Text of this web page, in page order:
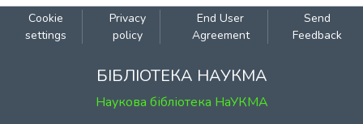
Cookie
settings
Privacy
policy
End User
Agreement
Send
Feedback
БІБЛІОТЕКА НАУКМА
Наукова бібліотека НаУКМА